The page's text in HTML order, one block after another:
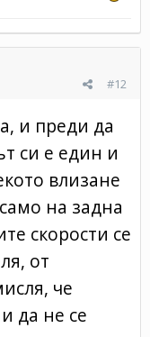
#12
и преди да
си е един и
влизане
на задна
скорости се
от
че
да не се